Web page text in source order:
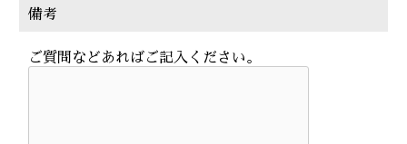
備考
ご質問などあればご記入ください。